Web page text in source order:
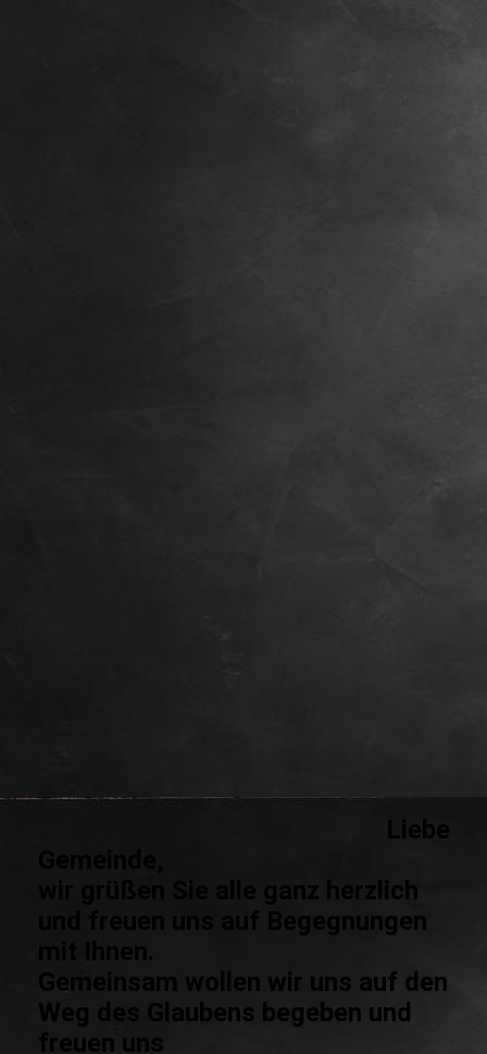
wir grüßen Sie alle ganz herzlich
und freuen uns auf Begegnungen
Gemeinsam wollen wir uns auf den
Weg des Glaubens begeben und
freuen uns